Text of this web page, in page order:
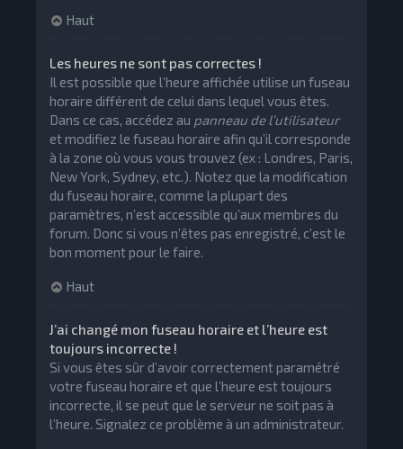
Haut
Les heures ne sont pas correctes !
Il est possible que l’heure affichée utilise un fuseau
horaire différent de celui dans lequel vous êtes.
Dans ce cas, accédez au panneau de l’utilisateur
et modifiez le fuseau horaire afin qu’il corresponde
à la zone où vous vous trouvez (ex : Londres, Paris,
New York, Sydney, etc.). Notez que la modification
du fuseau horaire, comme la plupart des
paramètres, n’est accessible qu’aux membres du
forum. Donc si vous n’êtes pas enregistré, c’est le
bon moment pour le faire.
Haut
J’ai changé mon fuseau horaire et l’heure est
toujours incorrecte !
Si vous êtes sûr d’avoir correctement paramétré
votre fuseau horaire et que l’heure est toujours
incorrecte, il se peut que le serveur ne soit pas à
l’heure. Signalez ce problème à un administrateur.